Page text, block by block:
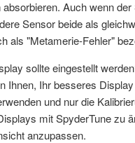
absorbieren. Auch wenn
Sensor beide als
als "Metamerie-Fehler"
sollte eingestellt
Ihnen, Ihr besseres
und nur die
mit SpyderTune zu
anzupassen.